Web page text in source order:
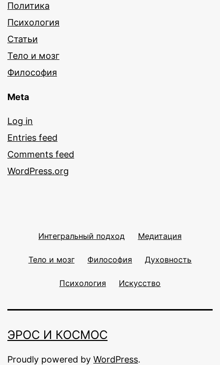
Политика
Психология
Статьи
Тело и мозг
Философия
Meta
Log in
Entries feed
Comments feed
WordPress.org
Интегральный подход Медитация
Тело и мозг Философия Духовность
Психология Искусство
ЭРОС И КОСМОС
Proudly powered by WordPress.